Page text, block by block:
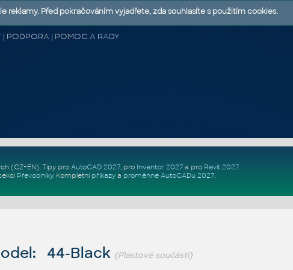
| PODPORA | POMOC A RADY
(CZ+EN). Tipy pro AutoCAD 2027, pro Inventor 2027a pro Revit 2027.
Převodníky. Kompletní příkazya proměnné AutoCADu 2027.
44-Black (Plastové součásti)
reklamy. Před pokračováním vyjadřete, zda souhlasíte s použitím cookies.